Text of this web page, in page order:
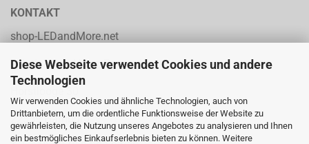
Diese Webseite verwendet Cookies und andere
Technologien
Wir verwenden Cookies und ähnliche Technologien, auch von
Drittanbietern, um die ordentliche Funktionsweise der Website zu
gewährleisten, die Nutzung unseres Angebotes zu analysieren und Ihnen
ein bestmögliches Einkaufserlebnis bieten zu können. Weitere
KONTAKT
shop-LEDandMore.net
solution p.p. Heinz Parpard
Horstlooge 30
22359 Hamburg